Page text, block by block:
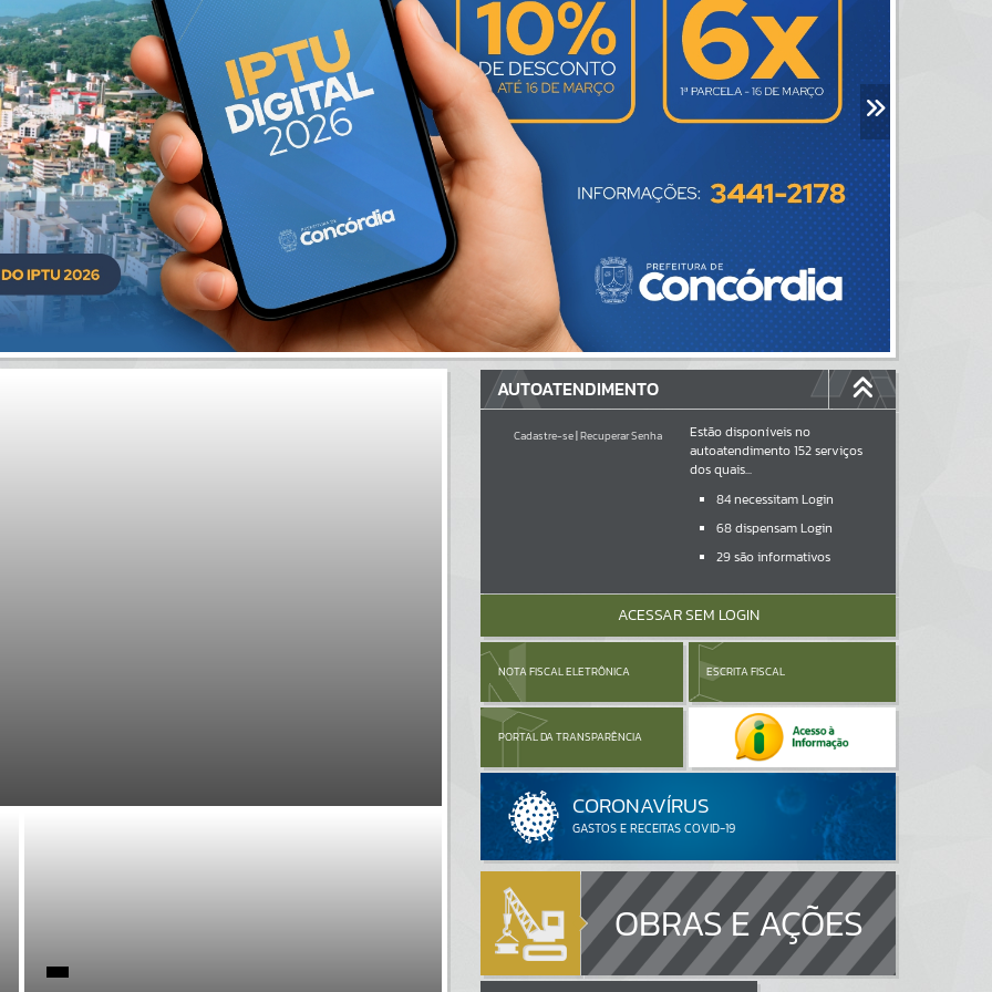
AUTOATENDIMENTO
Cadastre-se|Recuperar Senha
Estão disponíveis no
autoatendimento152serviços
dos quais...
84necessitam Login
68dispensam Login
29são informativos
ACESSAR SEM LOGIN
NOTA FISCAL ELETRÔNICA ESCRITA FISCAL
PORTAL DA TRANSPARÊNCIA
OBRAS E AÇÕES